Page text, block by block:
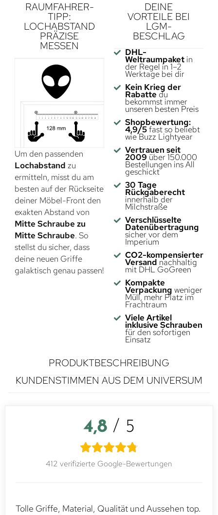
RAUMFAHRER-
TIPP:
LOCHABSTAND
PRÄZISE
MESSEN
Um den passenden
Lochabstand zu
ermitteln, misst du am
besten auf der Rückseite
deiner Möbel-Front den
exakten Abstand von
Mitte Schraube zu
Mitte Schraube. So
stellst du sicher, dass
deine neuen Griffe
galaktisch genau passen!
DEINE
VORTEILE BEI
LGM-
BESCHLAG
DHL-
Weltraumpaketin
der Regel in 1–2
Werktage bei dir
Kein Krieg der
Rabatte du
bekommst immer
unseren besten Preis
Shopbewertung:
4,9/5fast so beliebt
wie Buzz Lightyear
Vertrauen seit
2009 über 150.000
Bestellungen ins All
geschickt
30 Tage
Rückgaberecht
innerhalb der
Milchstraße
Verschlüsselte
Datenübertragung
sicher vor dem
Imperium
CO2-kompensierter
Versand nachhaltig
mit DHL GoGreen
Kompakte
Verpackung weniger
Müll, mehr Platz im
Frachtraum
Viele Artikel
inklusive Schrauben
für den sofortigen
Einsatz
PRODUKTBESCHREIBUNG
KUNDENSTIMMEN AUS DEM UNIVERSUM
4,8 / 5
412 verifizierte Google-Bewertungen
Tolle Griffe, Material, Qualität und Aussehen top.